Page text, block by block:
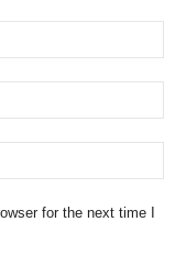
for the next time I